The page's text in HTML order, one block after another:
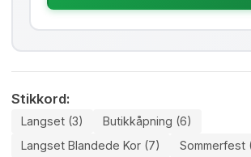
Stikkord:
Langset (3)
Butikkåpning (6)
Langset Blandede Kor (7)
Sommerfest